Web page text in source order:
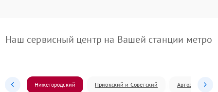
Наш сервисный центр на Вашей станции метро
Нижегородский Приокский и Советский Автозаводский